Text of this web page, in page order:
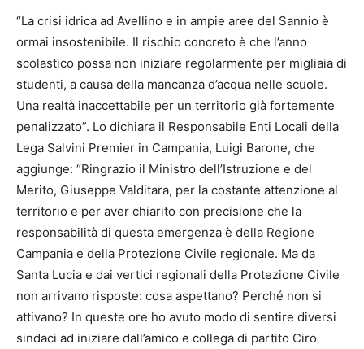
“La crisi idrica ad Avellino e in ampie aree del Sannio è
ormai insostenibile. Il rischio concreto è che l’anno
scolastico possa non iniziare regolarmente per migliaia di
studenti, a causa della mancanza d’acqua nelle scuole.
Una realtà inaccettabile per un territorio già fortemente
penalizzato”. Lo dichiara il Responsabile Enti Locali della
Lega Salvini Premier in Campania, Luigi Barone, che
aggiunge: “Ringrazio il Ministro dell’Istruzione e del
Merito, Giuseppe Valditara, per la costante attenzione al
territorio e per aver chiarito con precisione che la
responsabilità di questa emergenza è della Regione
Campania e della Protezione Civile regionale. Ma da
Santa Lucia e dai vertici regionali della Protezione Civile
non arrivano risposte: cosa aspettano? Perché non si
attivano? In queste ore ho avuto modo di sentire diversi
sindaci ad iniziare dall’amico e collega di partito Ciro